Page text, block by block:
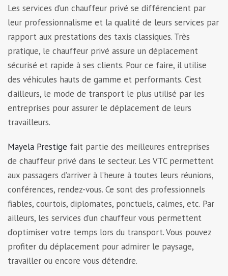
Les services d’un chauffeur privé se différencient par
leur professionnalisme et la qualité de leurs services par
rapport aux prestations des taxis classiques. Très
pratique, le chauffeur privé assure un déplacement
sécurisé et rapide à ses clients. Pour ce faire, il utilise
des véhicules hauts de gamme et performants. C’est
d’ailleurs, le mode de transport le plus utilisé par les
entreprises pour assurer le déplacement de leurs
travailleurs.
Mayela Prestige fait partie des meilleures entreprises
de chauffeur privé dans le secteur. Les VTC permettent
aux passagers d’arriver à l’heure à toutes leurs réunions,
conférences, rendez-vous. Ce sont des professionnels
fiables, courtois, diplomates, ponctuels, calmes, etc. Par
ailleurs, les services d’un chauffeur vous permettent
d’optimiser votre temps lors du transport. Vous pouvez
profiter du déplacement pour admirer le paysage,
travailler ou encore vous détendre.